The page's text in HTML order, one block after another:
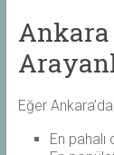
Eğer
En pahalı